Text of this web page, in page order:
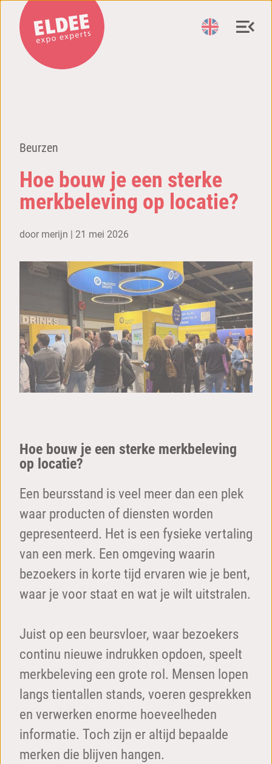
Beurzen
Hoe bouw je een sterke
merkbeleving op locatie?
door merijn | 21 mei 2026
Hoe bouw je een sterke merkbeleving
op locatie?
Een beursstand is veel meer dan een plek
waar producten of diensten worden
gepresenteerd. Het is een fysieke vertaling
van een merk. Een omgeving waarin
bezoekers in korte tijd ervaren wie je bent,
waar je voor staat en wat je wilt uitstralen.
Juist op een beursvloer, waar bezoekers
continu nieuwe indrukken opdoen, speelt
merkbeleving een grote rol. Mensen lopen
langs tientallen stands, voeren gesprekken
en verwerken enorme hoeveelheden
informatie. Toch zijn er altijd bepaalde
merken die blijven hangen.